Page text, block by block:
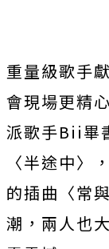
重量級歌手
會現場更精
派歌手Bii畢
〈半途中〉，
的插曲〈常
潮，兩人也